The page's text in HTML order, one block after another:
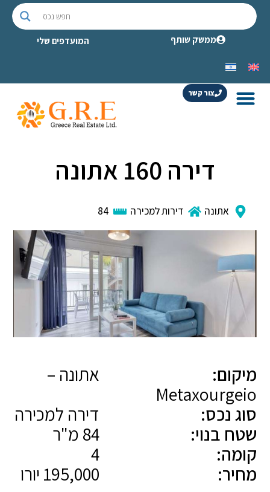
ממשק שותף המועדפים שלי
צור קשר
דירה 160 אתונה
אתונה דירות למכירה 84
מיקום:
אתונה –
Metaxourgeio
סוג נכס:
דירה למכירה
שטח בנוי:
84 מ"ר
קומה:
4
מחיר: